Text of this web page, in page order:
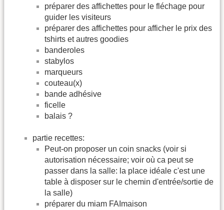
préparer des affichettes pour le fléchage pour
guider les visiteurs
préparer des affichettes pour afficher le prix des
tshirts et autres goodies
banderoles
stabylos
marqueurs
couteau(x)
bande adhésive
ficelle
balais ?
partie recettes:
Peut-on proposer un coin snacks (voir si
autorisation nécessaire; voir où ca peut se
passer dans la salle: la place idéale c'est une
table à disposer sur le chemin d'entrée/sortie de
la salle)
préparer du miam FAImaison